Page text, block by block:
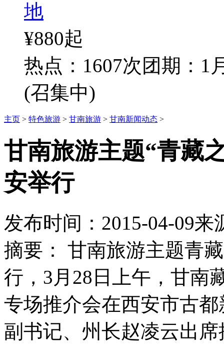
地
¥880起
热点：1607次 团期：1
(召集中)
主页 > 特色旅游 > 甘南旅游 > 甘南新闻动态 >
甘南旅游主题“青藏
安举行
发布时间： 2015-04-09来
摘要：
甘南旅游主题青
行，3月28日上午，甘南
专场推介会在西安市古
副书记、州长赵凌云出席